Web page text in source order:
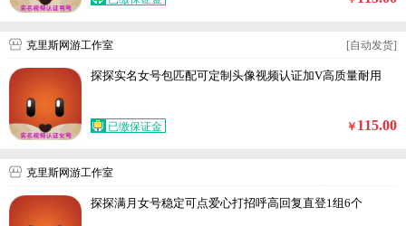
克里斯网游工作室 [自动发货]
探探实名女号包匹配可定制头像视频认证加V高质量耐用
已缴保证金 ￥ 115.00
克里斯网游工作室
探探满月女号稳定可点爱心打招呼高回复直登1组6个